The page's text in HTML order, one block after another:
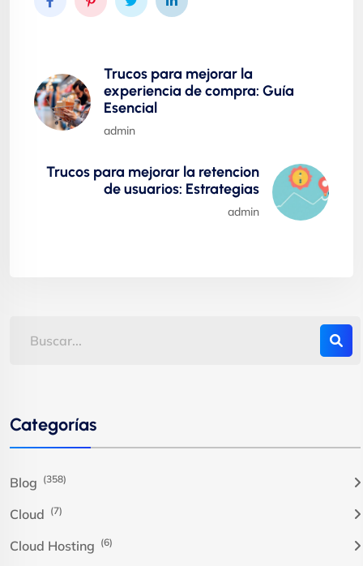
Trucos para mejorar la
experiencia de compra: Guía
Esencial
admin
Trucos para mejorar la retencion
de usuarios: Estrategias
admin
Categorías
Blog (358)
Cloud (7)
Cloud Hosting (6)